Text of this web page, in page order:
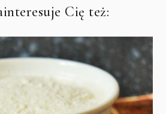
Cię też: